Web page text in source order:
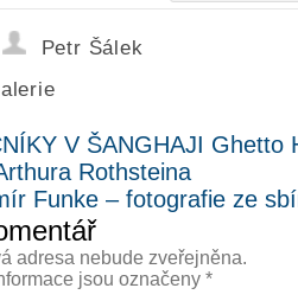
Petr Šálek
V ŠANGHAJI Ghetto
Rothsteina
Funke – fotografie ze
adresa nebude zveřejněna.
jsou označeny *